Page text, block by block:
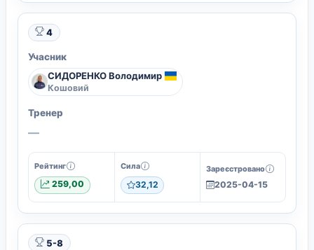
4
Учасник
СИДОРЕНКО Володимир
Кошовий
Тренер
—
Рейтинг
259,00
Сила
32,12
Зареєстровано
2025-04-15
5-8